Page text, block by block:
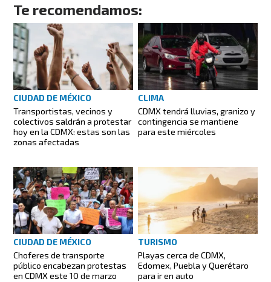
Te recomendamos:
CIUDAD DE MÉXICO
Transportistas, vecinos y
colectivos saldrán a protestar
hoy en la CDMX: estas son las
zonas afectadas
CLIMA
CDMX tendrá lluvias, granizo y
contingencia se mantiene
para este miércoles
CIUDAD DE MÉXICO
Choferes de transporte
público encabezan protestas
en CDMX este 10 de marzo
TURISMO
Playas cerca de CDMX,
Edomex, Puebla y Querétaro
para ir en auto